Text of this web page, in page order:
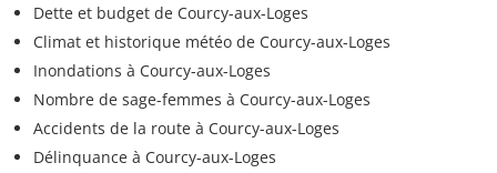
Dette et budget de Courcy-aux-Loges
Climat et historique météo de Courcy-aux-Loges
Inondations à Courcy-aux-Loges
Nombre de sage-femmes à Courcy-aux-Loges
Accidents de la route à Courcy-aux-Loges
Délinquance à Courcy-aux-Loges